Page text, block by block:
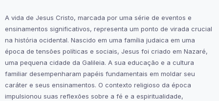
A vida de Jesus Cristo, marcada por uma série de eventos e
ensinamentos significativos, representa um ponto de virada crucial
na história ocidental. Nascido em uma família judaica em uma
época de tensões políticas e sociais, Jesus foi criado em Nazaré,
uma pequena cidade da Galileia. A sua educação e a cultura
familiar desempenharam papéis fundamentais em moldar seu
caráter e seus ensinamentos. O contexto religioso da época
impulsionou suas reflexões sobre a fé e a espiritualidade,